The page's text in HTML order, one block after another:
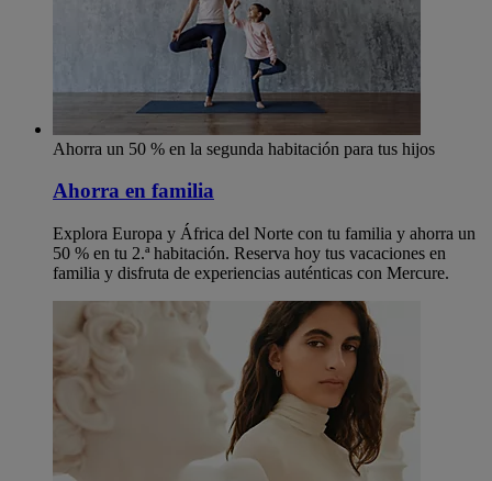
Ahorra un 50 % en la segunda habitación para tus hijos
Ahorra en familia
Explora Europa y África del Norte con tu familia y ahorra un
50 % en tu 2.ª habitación. Reserva hoy tus vacaciones en
familia y disfruta de experiencias auténticas con Mercure.